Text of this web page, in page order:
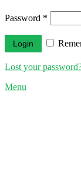
Password *
Lost your
Menu